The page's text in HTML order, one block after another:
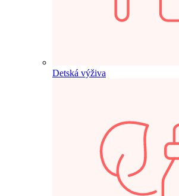
Detská výživa